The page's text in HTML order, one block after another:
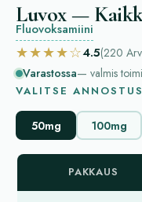
Luvox —
Fluovoksamiini
★★★★☆4.5(220
Varastossa— valmis
VALITSE
50mg 100mg
PAKKAUS